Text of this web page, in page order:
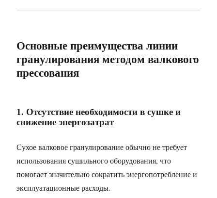
Основные преимущества линии
гранулирования методом валкового
прессования
1. Отсутствие необходимости в сушке и
снижение энергозатрат
Сухое валковое гранулирование обычно не требует
использования сушильного оборудования, что
помогает значительно сократить энергопотребление и
эксплуатационные расходы.